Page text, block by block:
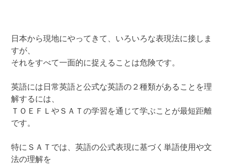
日本から現地にやってきて、いろいろな表現法に接しま
すが、
それをすべて一面的に捉えることは危険です。
英語には日常英語と公式な英語の２種類があることを理
解するには、
ＴＯＥＦＬやＳＡＴの学習を通じて学ぶことが最短距離
です。
特にＳＡＴでは、英語の公式表現に基づく単語使用や文
法の理解を